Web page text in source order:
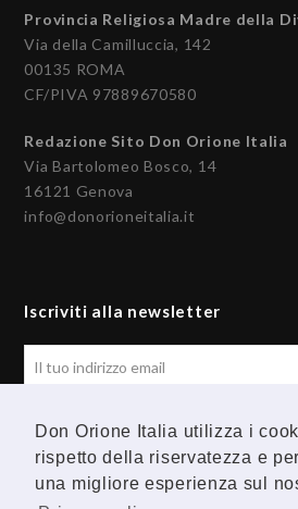
Don Orione Italia utilizza i
rispetto della riservatezza e
una migliore esperienza sul
Provincia Religiosa Madre della
Via della Camilluccia, 142
00135 ROMA
CF/PIVA 97889670580
Redazione Sito Don Orione Italia
Via Bartolomeo Bosco, 14
16121 Genova
info@donorioneitalia.it
Iscriviti alla newsletter
email
Seguici
F